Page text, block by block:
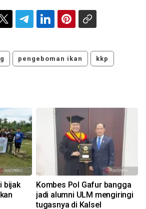
pengeboman ikan kkp
bijak
Kombes Pol Gafur bangga
jadi alumni ULM mengiringi
tugasnya di Kalsel